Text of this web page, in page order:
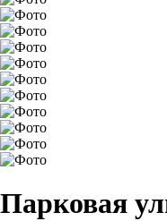
Парковая